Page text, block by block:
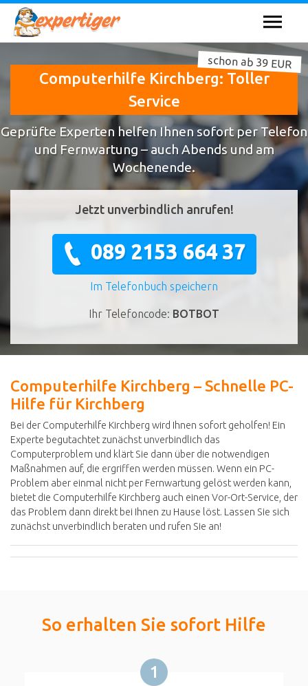
Computerhilfe Kirchberg: Toller
Service
schon ab 39 EUR
Geprüfte Experten helfen Ihnen sofort per Telefon
und Fernwartung – auch Abends und am
Wochenende.
Jetzt unverbindlich anrufen!
089 2153 664 37
Im Telefonbuch speichern
Ihr Telefoncode: BOTBOT
Computerhilfe Kirchberg – Schnelle PC-
Hilfe für Kirchberg
Bei der Computerhilfe Kirchberg wird Ihnen sofort geholfen! Ein
Experte begutachtet zunächst unverbindlich das
Computerproblem und klärt Sie dann über die notwendigen
Maßnahmen auf, die ergriffen werden müssen. Wenn ein PC-
Problem aber einmal nicht per Fernwartung gelöst werden kann,
bietet die Computerhilfe Kirchberg auch einen Vor-Ort-Service, der
das Problem dann direkt bei Ihnen zu Hause löst. Lassen Sie sich
zunächst unverbindlich beraten und rufen Sie an!
So erhalten Sie sofort Hilfe
1